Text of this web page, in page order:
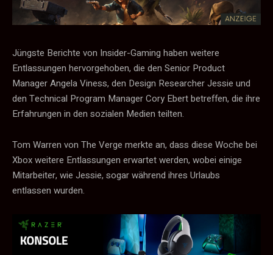
Jüngste Berichte von Insider-Gaming haben weitere
Entlassungen hervorgehoben, die den Senior Product
Manager Angela Viness, den Design Researcher Jessie und
den Technical Program Manager Cory Ebert betreffen, die ihre
Erfahrungen in den sozialen Medien teilten.
Tom Warren von The Verge merkte an, dass diese Woche bei
Xbox weitere Entlassungen erwartet werden, wobei einige
Mitarbeiter, wie Jessie, sogar während ihres Urlaubs
entlassen wurden.